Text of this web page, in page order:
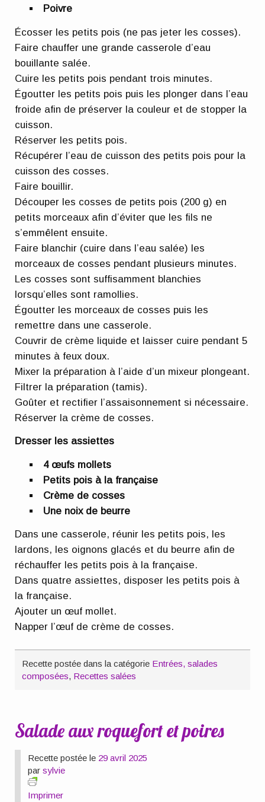
Poivre
Écosser les petits pois (ne pas jeter les cosses).
Faire chauffer une grande casserole d’eau
bouillante salée.
Cuire les petits pois pendant trois minutes.
Égoutter les petits pois puis les plonger dans l’eau
froide afin de préserver la couleur et de stopper la
cuisson.
Réserver les petits pois.
Récupérer l’eau de cuisson des petits pois pour la
cuisson des cosses.
Faire bouillir.
Découper les cosses de petits pois (200 g) en
petits morceaux afin d’éviter que les fils ne
s’emmêlent ensuite.
Faire blanchir (cuire dans l’eau salée) les
morceaux de cosses pendant plusieurs minutes.
Les cosses sont suffisamment blanchies
lorsqu’elles sont ramollies.
Égoutter les morceaux de cosses puis les
remettre dans une casserole.
Couvrir de crème liquide et laisser cuire pendant 5
minutes à feux doux.
Mixer la préparation à l’aide d’un mixeur plongeant.
Filtrer la préparation (tamis).
Goûter et rectifier l’assaisonnement si nécessaire.
Réserver la crème de cosses.
Dresser les assiettes
4 œufs mollets
Petits pois à la française
Crème de cosses
Une noix de beurre
Dans une casserole, réunir les petits pois, les
lardons, les oignons glacés et du beurre afin de
réchauffer les petits pois à la française.
Dans quatre assiettes, disposer les petits pois à
la française.
Ajouter un œuf mollet.
Napper l’œuf de crème de cosses.
Recette postée dans la catégorie Entrées, salades
composées, Recettes salées
Salade aux roquefort et poires
Recette postée le 29 avril 2025
parsylvie
Imprimer